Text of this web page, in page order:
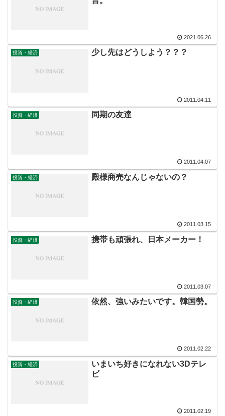
2021.06.26
投資・経済 少し先はどうしよう？？？
2011.04.11
投資・経済 同期の友達
2011.04.07
投資・経済 殿様商売なんじゃないの？
2011.03.15
投資・経済 携帯も頑張れ、日本メーカー！
2011.03.07
投資・経済 依然、強いみたいです。韓国勢。
2011.02.22
投資・経済
いまいち好きになれない3Dテレ
ビ
2011.02.19